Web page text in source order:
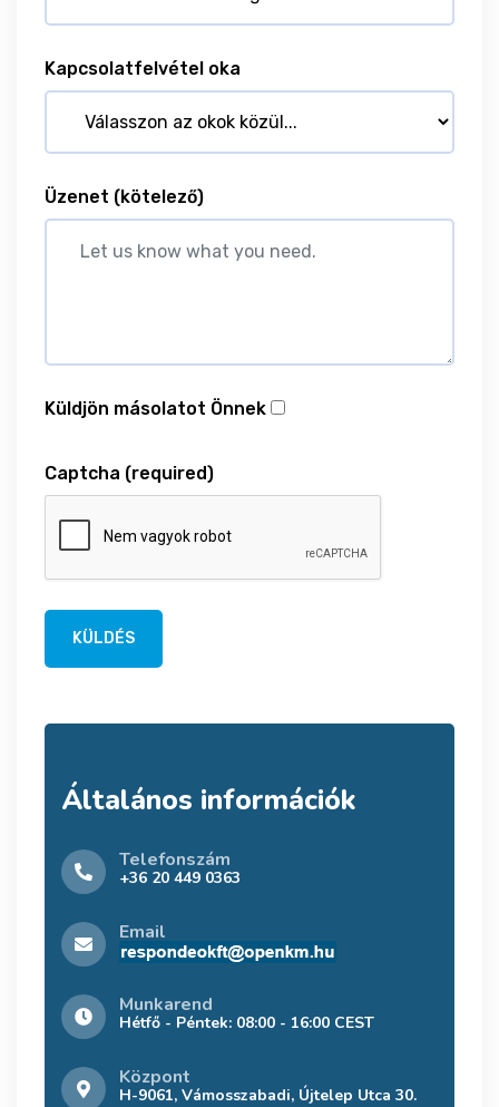
Kapcsolatfelvétel oka
Üzenet (kötelező)
Küldjön másolatot Önnek
Captcha (required)
KÜLDÉS
Általános információk
Telefonszám
+36 20 449 0363
Email
Munkarend
Hétfő - Péntek: 08:00 - 16:00 CEST
Központ
H-9061, Vámosszabadi, Újtelep Utca 30.